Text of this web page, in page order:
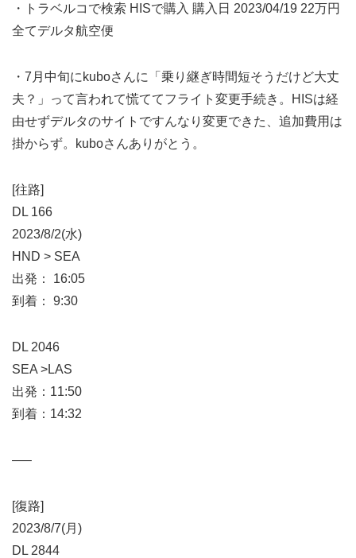
・トラベルコで検索 HISで購入 購入日 2023/04/19 22万円
全てデルタ航空便
・7月中旬にkuboさんに「乗り継ぎ時間短そうだけど大丈
夫？」って言われて慌ててフライト変更手続き。HISは経
由せずデルタのサイトですんなり変更できた、追加費用は
掛からず。kuboさんありがとう。
[往路]
DL 166
2023/8/2(水)
HND > SEA
出発： 16:05
到着： 9:30
DL 2046
SEA >LAS
出発：11:50
到着：14:32
—–
[復路]
2023/8/7(月)
DL 2844